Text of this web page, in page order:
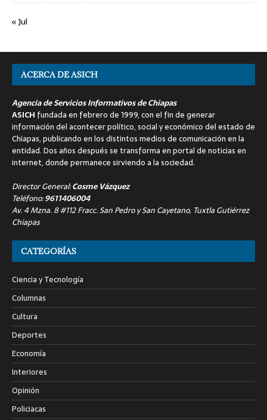
« Jul
ACERCA DE ASICH
Agencia de Servicios Informativos de Chiapas
ASICH fundada en febrero de 1999, con el fin de generar
información del acontecer político, social y económico del estado de
Chiapas, publicando en los distintos medios de comunicación en la
entidad. Dos años después se transforma en portal de noticias en
internet, donde permanece sirviendo a la sociedad.
Director General:Cosme Vázquez
Teléfono:9611406004
Av. 4 Mzna. 8 #112 Fracc. San Pedro y San Cayetano, Tuxtla Gutiérrez
Chiapas
CATEGORÍAS
Ciencia y Tecnología
Columnas
Cultura
Deportes
Economía
Interiores
Opinión
Policiacas